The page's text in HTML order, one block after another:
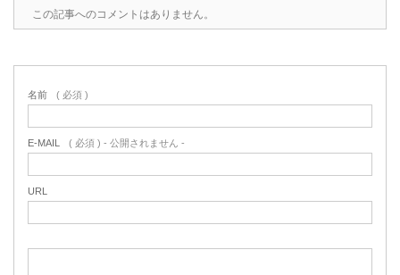
この記事へのコメントはありません。
名前 ( 必須 )
E-MAIL ( 必須 ) - 公開されません -
URL